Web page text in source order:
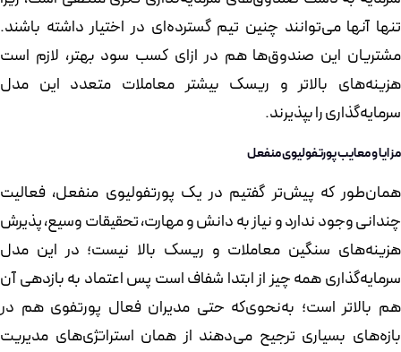
تنها آنها می‌توانند چنین تیم گسترده‌ای در اختیار داشته باشند.
مشتریان این صندوق‌ها هم در ازای کسب سود بهتر، لازم است
هزینه‌های بالاتر و ریسک بیشتر معاملات متعدد این مدل
سرمایه‌گذاری را بپذیرند.
مزایا و معایب پورتفولیوی منفعل
همان‌طور که پیش‌تر گفتیم در یک پورتفولیوی منفعل، فعالیت
چندانی وجود ندارد و نیاز به دانش و مهارت، تحقیقات وسیع، پذیرش
هزینه‌های سنگین معاملات و ریسک بالا نیست؛ در این مدل
سرمایه‌گذاری همه چیز از ابتدا شفاف است پس اعتماد به بازدهی آن
هم بالاتر است؛ به‌نحوی‌که حتی مدیران فعال پورتفوی هم در
بازه‌های بسیاری ترجیح می‌دهند از همان استراتژی‌های مدیریت